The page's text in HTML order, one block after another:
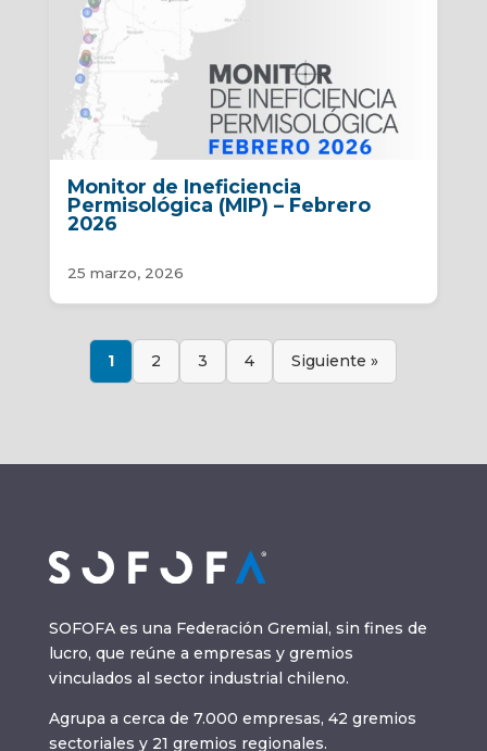
Monitor de Ineficiencia
Permisológica (MIP) – Febrero
2026
25 marzo, 2026
1 2 3 4 Siguiente »
SOFOFA es una Federación Gremial, sin fines de
lucro, que reúne a empresas y gremios
vinculados al sector industrial chileno.
Agrupa a cerca de 7.000 empresas, 42 gremios
sectoriales y 21 gremios regionales.